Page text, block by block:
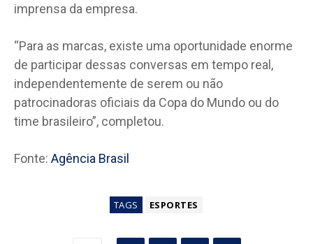
imprensa da empresa.
“Para as marcas, existe uma oportunidade enorme
de participar dessas conversas em tempo real,
independentemente de serem ou não
patrocinadoras oficiais da Copa do Mundo ou do
time brasileiro”, completou.
Fonte: Agência Brasil
TAGS ESPORTES